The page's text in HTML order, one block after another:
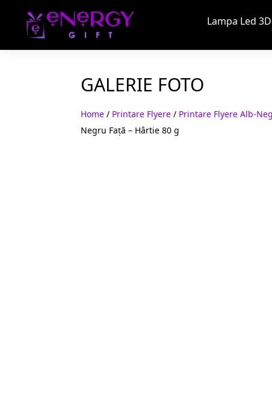
Lampa Led
GALERIE FOTO
Home / Printare Flyere / Printare Flyere Alb-
Negru Față – Hârtie 80 g